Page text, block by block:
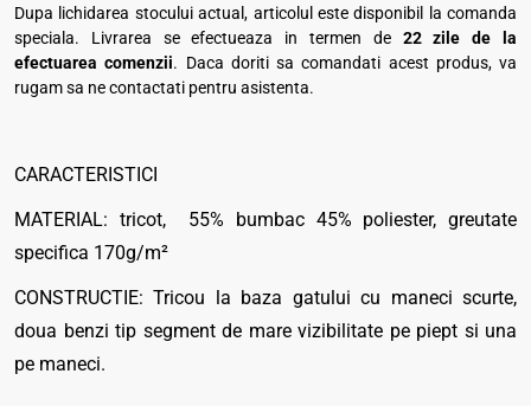
Dupa lichidarea stocului actual, articolul este disponibil la comanda
speciala. Livrarea se efectueaza in termen de 22 zile de la
efectuarea comenzii. Daca doriti sa comandati acest produs, va
rugam sa ne contactati pentru asistenta.
CARACTERISTICI
MATERIAL: tricot, 55% bumbac 45% poliester, greutate
specifica 170g/m²
CONSTRUCTIE: Tricou la baza gatului cu maneci scurte,
doua benzi tip segment de mare vizibilitate pe piept si una
pe maneci.